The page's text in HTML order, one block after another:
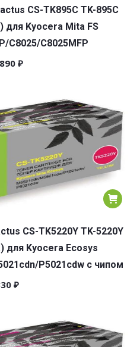
CS-TK895C TK-895C
для Kyocera Mita FS
C8025/C8025MFP
₽
CS-TK5220Y TK-5220Y
для Kyocera Ecosys
P5021cdw с чипом
₽